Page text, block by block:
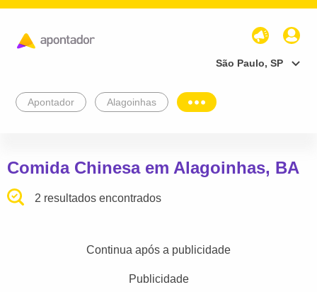
São Paulo, SP
Apontador Alagoinhas
Comida Chinesa em Alagoinhas, BA
2 resultados encontrados
Continua após a publicidade
Publicidade